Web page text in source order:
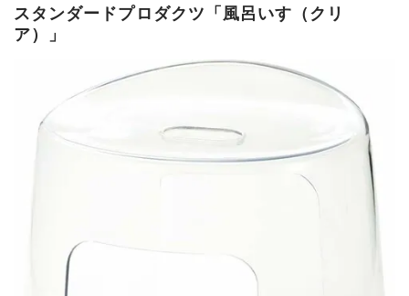
スタンダードプロダクツ「風呂いす（クリ
ア）」